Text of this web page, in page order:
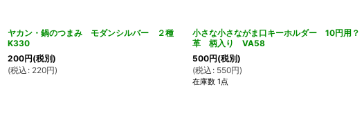
ヤカン・鍋のつまみ モダンシルバー ２種
K330
200円(税別)
(税込 : 220円)
小さな小さながま口キーホルダー 10円用？
革 柄入り VA58
500円(税別)
(税込 : 550円)
在庫数 1点